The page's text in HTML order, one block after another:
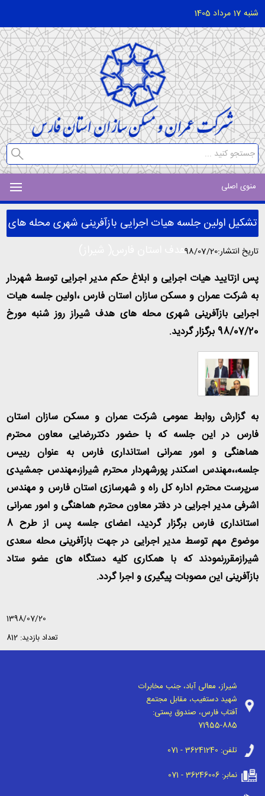
شنبه 17 مرداد 1405
منوی اصلی
تشکیل اولین جلسه هیات اجرایی بازآفرینی شهری محله های
هدف استان فارس( شیراز)
تاریخ انتشار:98/07/20
پس ازتایید هیات اجرایی و ابلاغ حکم مدیر اجرایی توسط شهردار
به شرکت عمران و مسکن سازان استان فارس ،اولین جلسه هیات
اجرایی بازآفرینی شهری محله های هدف شیراز روز شنبه مورخ
98/07/20 برگزار گردید.
به گزارش روابط عمومی شرکت عمران و مسکن سازان استان
فارس در این جلسه که با حضور دکتررضایی معاون محترم
هماهنگی و امور عمرانی استانداری فارس به عنوان رییس
جلسه،،مهندس اسکندر پورشهردار محترم شیراز،مهندس جمشیدی
سرپرست محترم اداره کل راه و شهرسازی استان فارس و مهندس
اشرفی مدیر اجرایی در دفتر معاون محترم هماهنگی و امور عمرانی
استانداری فارس برگزار گردید، اعضای جلسه پس از طرح 8
موضوع مهم توسط مدیر اجرایی در جهت بازآفرینی محله سعدی
شیرازمقررنمودند که با همکاری کلیه دستگاه های عضو ستاد
بازآفرینی این مصوبات پیگیری و اجرا گردد.
1398/07/20
تعداد بازدید: 812
شیراز، معالی آباد، جنب مخابرات
شهید دستغیب، مقابل مجتمع
آفتاب فارس، صندوق پستی:
71955-885
تلفن: 071 - 36241240
نمابر:071 - 36246006